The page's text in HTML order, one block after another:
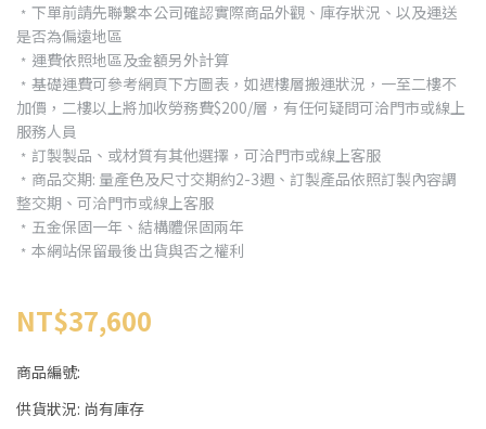
﹡下單前請先聯繫本公司確認實際商品外觀、庫存狀況、以及運送
是否為偏遠地區
﹡運費依照地區及金額另外計算
﹡基礎運費可參考網頁下方圖表，如遇樓層搬運狀況，一至二樓不
加價，二樓以上將加收勞務費$200/層，有任何疑問可洽門市或線上
服務人員
﹡訂製製品、或材質有其他選擇，可洽門市或線上客服
﹡商品交期: 量產色及尺寸交期約2-3週、訂製產品依照訂製內容調
整交期、可洽門市或線上客服
﹡五金保固一年、結構體保固兩年
﹡本網站保留最後出貨與否之權利
NT$37,600
商品編號:
供貨狀況: 尚有庫存